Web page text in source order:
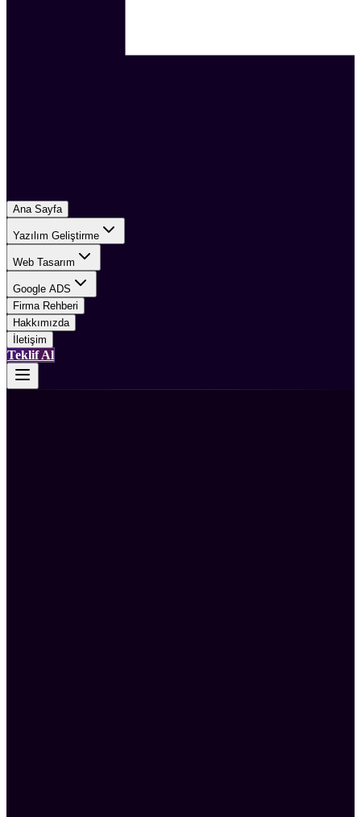
Ana Sayfa
Yazılım Geliştirme
Web Tasarım
Google ADS
Firma Rehberi
Hakkımızda
İletişim
Teklif Al